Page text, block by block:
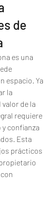
de
es una
espacio. Ya
la
de la
requiere
confianza
Esta
prácticos